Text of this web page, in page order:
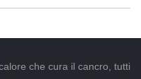
che cura il cancro, tutti